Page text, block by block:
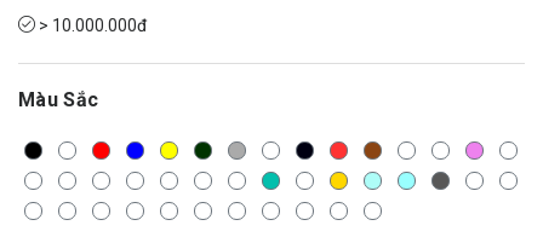
> 10.000.000đ
Màu Sắc